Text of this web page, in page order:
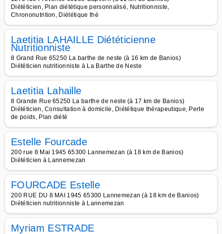
Diététicien, Plan diététique personnalisé, Nutritionniste,
Chrononutrition, Diététique thé
Laetitia LAHAILLE Diététicienne
Nutritionniste
8 Grand Rue 65250 La barthe de neste (à 16 km de Banios)
Diététicien nutritionniste à La Barthe de Neste
Laetitia Lahaille
8 Grande Rue 65250 La barthe de neste (à 17 km de Banios)
Diététicien, Consultation à domicile, Diététique thérapeutique, Perte
de poids, Plan diété
Estelle Fourcade
200 rue 8 Mai 1945 65300 Lannemezan (à 18 km de Banios)
Diététicien à Lannemezan
FOURCADE Estelle
200 RUE DU 8 MAI 1945 65300 Lannemezan (à 18 km de Banios)
Diététicien nutritionniste à Lannemezan
Myriam ESTRADE